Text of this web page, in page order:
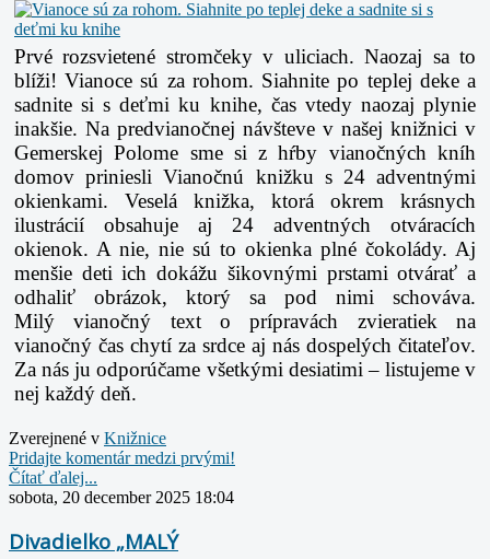
Prvé rozsvietené stromčeky v uliciach. Naozaj sa to
blíži! Vianoce sú za rohom. Siahnite po teplej deke a
sadnite si s deťmi ku knihe, čas vtedy naozaj plynie
inakšie. Na predvianočnej návšteve v našej knižnici v
Gemerskej Polome sme si z hŕby vianočných kníh
domov priniesli Vianočnú knižku s 24 adventnými
okienkami. Veselá knižka, ktorá okrem krásnych
ilustrácií obsahuje aj 24 adventných otváracích
okienok. A nie, nie sú to okienka plné čokolády. Aj
menšie deti ich dokážu šikovnými prstami otvárať a
odhaliť obrázok, ktorý sa pod nimi schováva.
Milý vianočný text o prípravách zvieratiek na
vianočný čas chytí za srdce aj nás dospelých čitateľov.
Za nás ju odporúčame všetkými desiatimi – listujeme v
nej každý deň.
Zverejnené v Knižnice
Pridajte komentár medzi prvými!
Čítať ďalej...
sobota, 20 december 2025 18:04
Divadielko „MALÝ